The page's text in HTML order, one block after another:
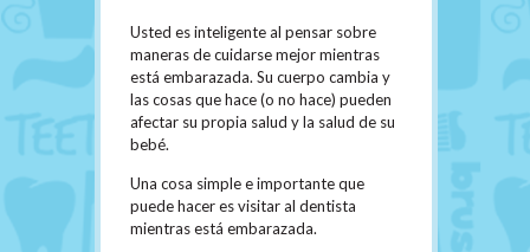
Usted es inteligente al pensar sobre
maneras de cuidarse mejor mientras
está embarazada. Su cuerpo cambia y
las cosas que hace (o no hace) pueden
afectar su propia salud y la salud de su
bebé.
Una cosa simple e importante que
puede hacer es visitar al dentista
mientras está embarazada.